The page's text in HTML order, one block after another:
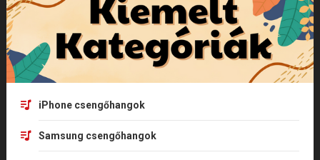
iPhone csengőhangok
Samsung csengőhangok